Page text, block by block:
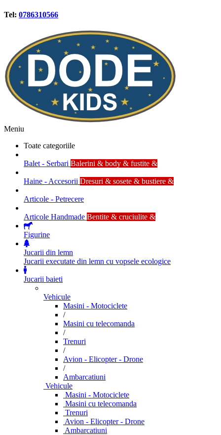
Tel: 0786310566
Meniu
Toate categoriile
Balet - Serbari Balerini & body & fustite &
Haine - Accesorii Dresuri & sosete & bustiere &
Articole - Petrecere
Articole Handmade Bentite & cruciulite &
Figurine
Jucarii din lemn
Jucarii executate din lemn cu vopsele ecologice
Jucarii baieti
Vehicule
Masini - Motociclete
/
Masini cu telecomanda
/
Trenuri
/
Avion - Elicopter - Drone
/
Ambarcatiuni
Vehicule
Masini - Motociclete
Masini cu telecomanda
Trenuri
Avion - Elicopter - Drone
Ambarcatiuni